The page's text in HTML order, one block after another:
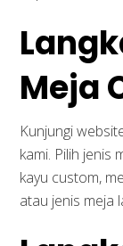
Meja
Kunjungi
kami. Pilih jenis
kayu custom,
atau jenis meja